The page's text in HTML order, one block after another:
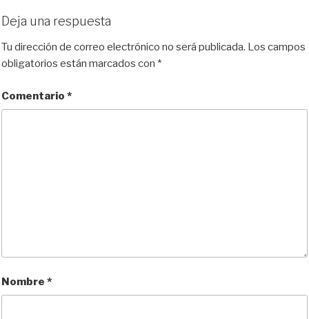
Deja una respuesta
Tu dirección de correo electrónico no será publicada. Los campos
obligatorios están marcados con *
Comentario *
Nombre *